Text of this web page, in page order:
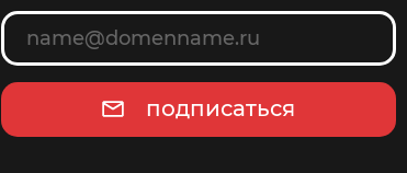
подписаться